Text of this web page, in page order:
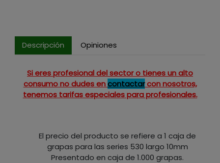
Descripción Opiniones
Si eres profesional del sector o tienes un alto
consumo no dudes encontactarcon nosotros,
tenemos tarifas especiales para profesionales.
El precio del producto se refiere a 1 caja de
grapas para las series 530 largo 10mm
Presentado en caja de 1.000 grapas.